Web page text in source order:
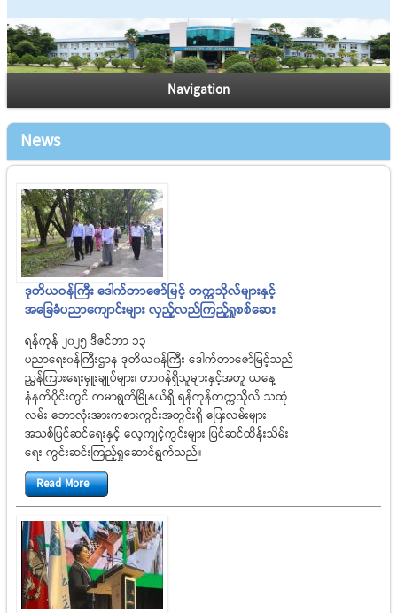
Navigation
News
ဒုတိယဝန်ကြီး ‌ဒေါက်တာဇော်မြင့် တက္ကသိုလ်များနှင့်
အခြေခံပညာကျောင်းများ လှည့်လည်ကြည့်ရှုစစ်ဆေး
ရန်ကုန် ၂၀၂၅ ဒီဇင်ဘာ ၁၃
ပညာရေး၀န်ကြီးဌာန ဒုတိယ၀န်ကြီး ဒေါက်တာဇော်မြင့်သည်
ညွှန်ကြားရေးမှူးချုပ်များ၊ တာ၀န်ရှိသူများနှင့်အတူ ယနေ့
နံနက်ပိုင်းတွင် ကမာရွတ်မြိုနယ်ရှိ ရန်ကုန်တက္ကသိုလ် သထုံ
လမ်း ဘောလုံးအားကစားကွင်းအတွင်းရှိ ပြေးလမ်းများ
အသစ်ပြင်ဆင်ရေးနှင့် လေ့ကျင့်ကွင်းများ ပြင်ဆင်ထိန်းသိမ်း
ရေး ကွင်းဆင်းကြည့်ရှုဆောင်ရွက်သည်။
Read More